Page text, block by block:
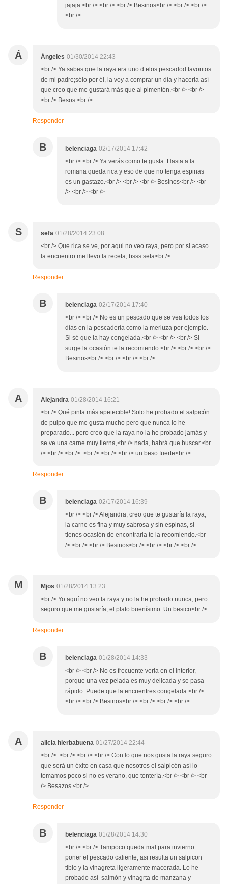
jajaja.<br /> <br /> <br /> Besinos<br /> <br /> <br />
<br />
Á Ángeles 01/30/2014 22:43
<br /> Ya sabes que la raya era uno d elos pescadod favoritos
de mi padre;sólo por él, la voy a comprar un día y hacerla así
que creo que me gustará más que al pimentón.<br /> <br />
<br /> Besos.<br />
Responder
B belenciaga 02/17/2014 17:42
<br /> <br /> Ya verás como te gusta. Hasta a la
romana queda rica y eso de que no tenga espinas
es un gastazo.<br /> <br /> <br /> Besinos<br /> <br
/> <br /> <br />
S sefa 01/28/2014 23:08
<br /> Que rica se ve, por aqui no veo raya, pero por si acaso
la encuentro me llevo la receta, bsss.sefa<br />
Responder
B belenciaga 02/17/2014 17:40
<br /> <br /> No es un pescado que se vea todos los
días en la pescadería como la merluza por ejemplo.
Si sé que la hay congelada.<br /> <br /> <br /> Si
surge la ocasión te la recomiendo.<br /> <br /> <br />
Besinos<br /> <br /> <br /> <br />
A Alejandra 01/28/2014 16:21
<br /> Qué pinta más apetecible! Solo he probado el salpicón
de pulpo que me gusta mucho pero que nunca lo he
preparado... pero creo que la raya no la he probado jamás y
se ve una carne muy tierna,<br /> nada, habrá que buscar.<br
/> <br /> <br /> <br /> <br /> <br /> un beso fuerte<br />
Responder
B belenciaga 02/17/2014 16:39
<br /> <br /> Alejandra, creo que te gustaría la raya,
la carne es fina y muy sabrosa y sin espinas, si
tienes ocasión de encontrarla te la recomiendo.<br
/> <br /> <br /> Besinos<br /> <br /> <br /> <br />
M Mjos 01/28/2014 13:23
<br /> Yo aquí no veo la raya y no la he probado nunca, pero
seguro que me gustaría, el plato buenísimo. Un besico<br />
Responder
B belenciaga 01/28/2014 14:33
<br /> <br /> No es frecuente verla en el interior,
porque una vez pelada es muy delicada y se pasa
rápido. Puede que la encuentres congelada.<br />
<br /> <br /> Besinos<br /> <br /> <br /> <br />
A alicia hierbabuena 01/27/2014 22:44
<br /> <br /> <br /> <br /> Con lo que nos gusta la raya seguro
que será un éxito en casa que nosotros el salpicón así lo
tomamos poco si no es verano, que tontería.<br /> <br /> <br
/> Besazos.<br />
Responder
B belenciaga 01/28/2014 14:30
<br /> <br /> Tampoco queda mal para invierno
poner el pescado caliente, asi resulta un salpicon
tibio y la vinagreta ligeramente macerada. Lo he
probado así salmón y vinagrta de manzana y